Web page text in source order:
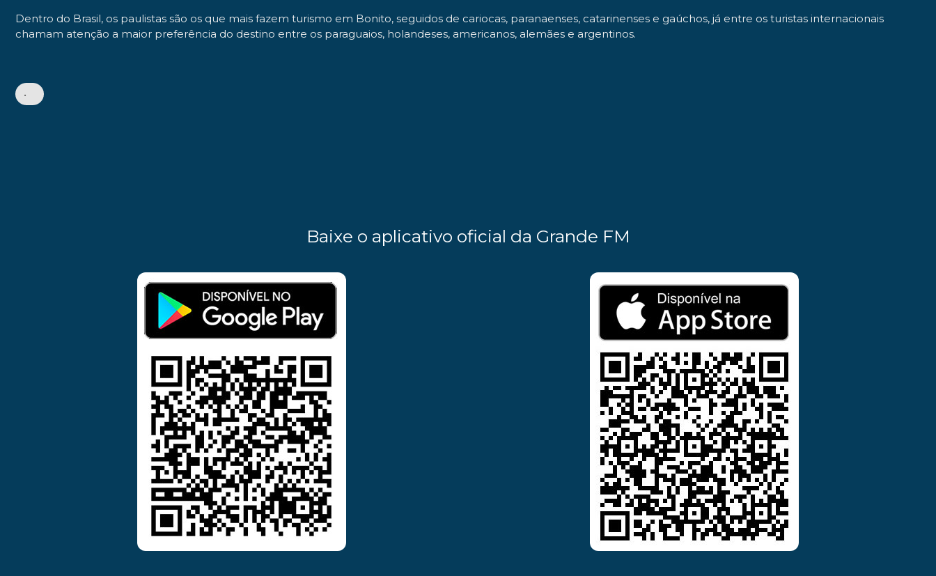
Dentro do Brasil, os paulistas são os que mais fazem turismo em Bonito, seguidos de cariocas, paranaenses, catarinenses e gaúchos, já entre os turistas internacionais
chamam atenção a maior preferência do destino entre os paraguaios, holandeses, americanos, alemães e argentinos.
•
Baixe o aplicativo oficial da Grande FM